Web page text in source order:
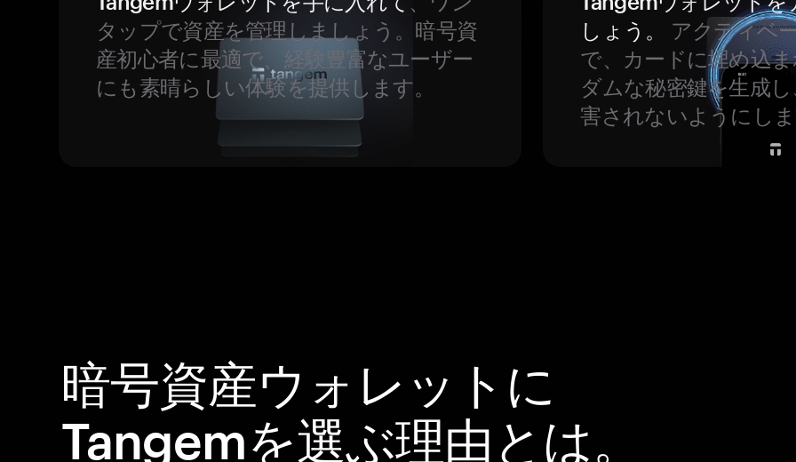
タップで資産を管理しましょう。暗号資
産初心者に最適で、経験豊富なユーザー
にも素晴らしい体験を提供します。
しょう。
アクティベ
で、カードに埋め込
ダムな秘密鍵を生成
害されないようにし
暗号資産ウォレットに
Tangemを選ぶ理由とは。